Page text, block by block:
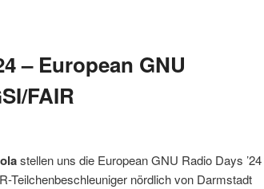
– European GNU
FAIR
stellen uns die European GNU Radio Days ’24
Teilchenbeschleuniger nördlich von Darmstadt